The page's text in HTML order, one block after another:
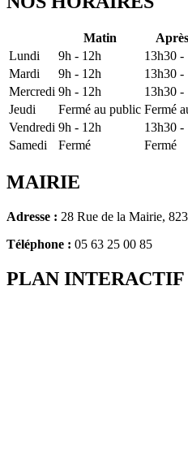
Matin
Lundi
9h - 12h
13h30 -
Mardi
9h - 12h
13h30 -
Mercredi 9h - 12h
13h30 -
Jeudi
Fermé au public Fermé
Vendredi 9h - 12h
13h30 -
Samedi
Fermé Fermé
MAIRIE
Adresse : 28 Rue de la Mairie,
Téléphone : 05 63 25 00 85
PLAN INTERACTIF